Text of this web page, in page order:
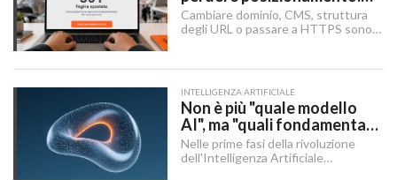
Redirect 301, URL e
Checklist SEO
Cambiare dominio, CMS, struttura
degli URL o passare a HTTPS sono i
ricerca.
INTELLIGENZA ARTIFICIALE
Non è più "quale modello
AI", ma "quali fondamenta":
dati, infrastruttura,
governance
Nelle prime fasi della rivoluzione
dell'Intelligenza Artificiale